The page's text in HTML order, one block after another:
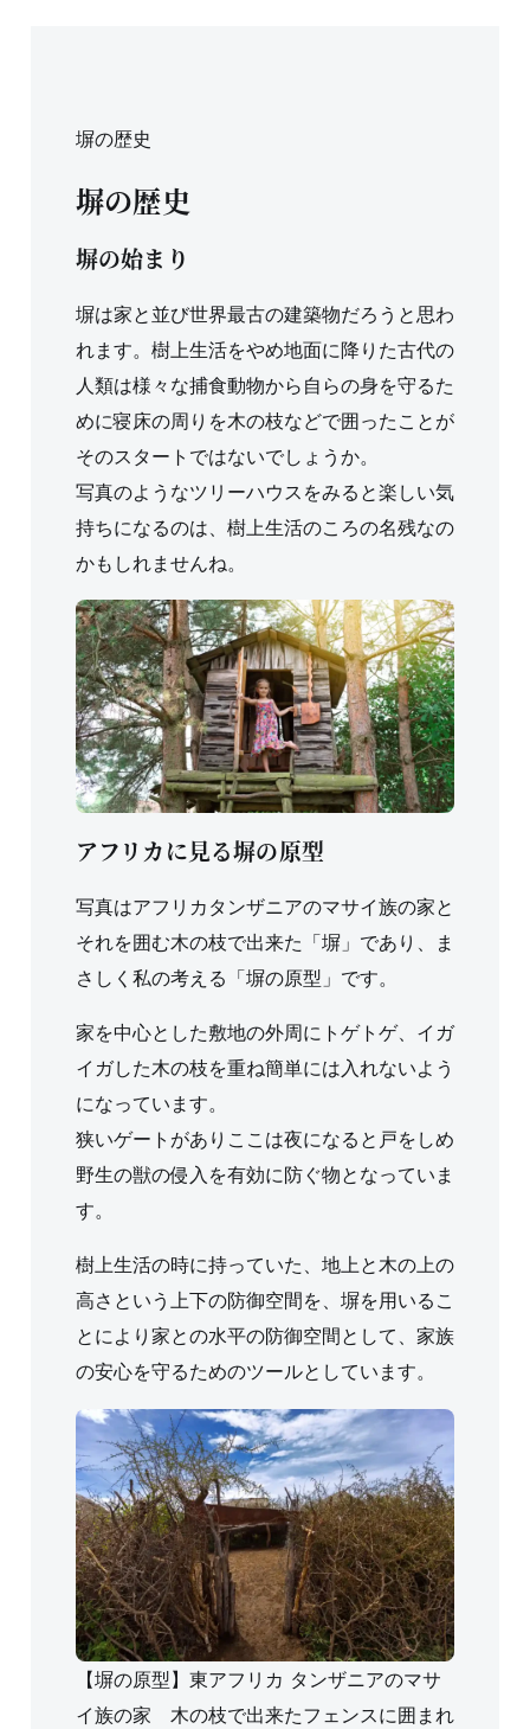
塀の歴史
塀の歴史
塀の始まり
塀は家と並び世界最古の建築物だろうと思わ
れます。樹上生活をやめ地面に降りた古代の
人類は様々な捕食動物から自らの身を守るた
めに寝床の周りを木の枝などで囲ったことが
そのスタートではないでしょうか。
写真のようなツリーハウスをみると楽しい気
持ちになるのは、樹上生活のころの名残なの
かもしれませんね。
アフリカに見る塀の原型
写真はアフリカタンザニアのマサイ族の家と
それを囲む木の枝で出来た「塀」であり、ま
さしく私の考える「塀の原型」です。
家を中心とした敷地の外周にトゲトゲ、イガ
イガした木の枝を重ね簡単には入れないよう
になっています。
狭いゲートがありここは夜になると戸をしめ
野生の獣の侵入を有効に防ぐ物となっていま
す。
樹上生活の時に持っていた、地上と木の上の
高さという上下の防御空間を、塀を用いるこ
とにより家との水平の防御空間として、家族
の安心を守るためのツールとしています。
【塀の原型】東アフリカ タンザニアのマサ
イ族の家 木の枝で出来たフェンスに囲まれ